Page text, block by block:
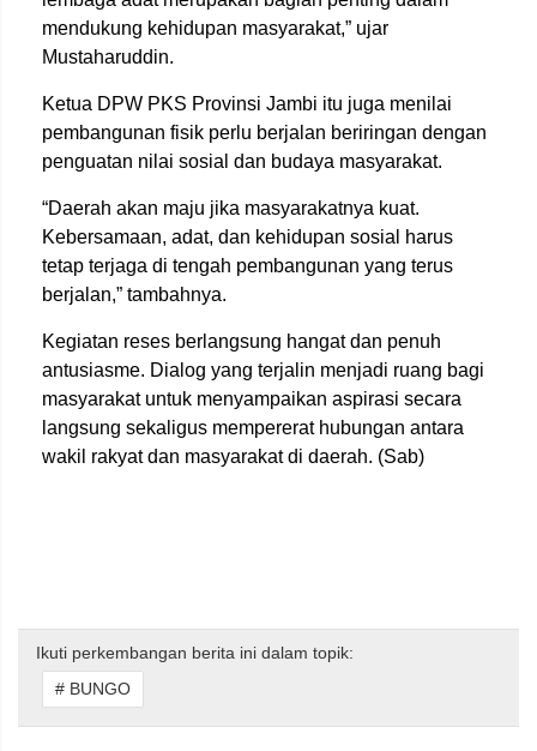
mendukung kehidupan masyarakat,” ujar
Mustaharuddin.
Ketua DPW PKS Provinsi Jambi itu juga menilai
pembangunan fisik perlu berjalan beriringan dengan
penguatan nilai sosial dan budaya masyarakat.
“Daerah akan maju jika masyarakatnya kuat.
Kebersamaan, adat, dan kehidupan sosial harus
tetap terjaga di tengah pembangunan yang terus
berjalan,” tambahnya.
Kegiatan reses berlangsung hangat dan penuh
antusiasme. Dialog yang terjalin menjadi ruang bagi
masyarakat untuk menyampaikan aspirasi secara
langsung sekaligus mempererat hubungan antara
wakil rakyat dan masyarakat di daerah. (Sab)
Ikuti perkembangan berita ini dalam topik:
# BUNGO